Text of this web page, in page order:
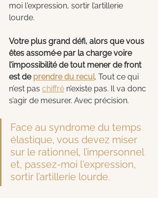
moi l'expression, sortir l’artillerie
lourde.
Votre plus grand défi, alors que vous
êtes assomé·e par la charge voire
l’impossibilité de tout mener de front
est de prendre du recul. Tout ce qui
n’est pas chiffré n’existe pas. Il va donc
s’agir de mesurer. Avec précision.
Face au syndrome du temps
élastique, vous devez miser
sur le rationnel, l’impersonnel
et, passez-moi l'expression,
sortir l’artillerie lourde.